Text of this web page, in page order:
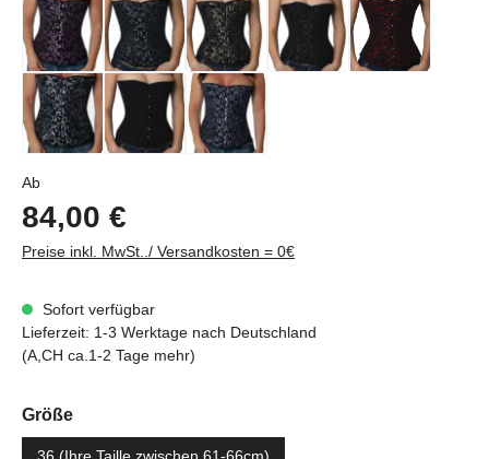
AbRegulärer Preis:
84,00 €
Preise inkl. MwSt../ Versandkosten = 0€
Sofort verfügbar
Lieferzeit: 1-3 Werktage nach Deutschland
(A,CH ca.1-2 Tage mehr)
Größeauswählen